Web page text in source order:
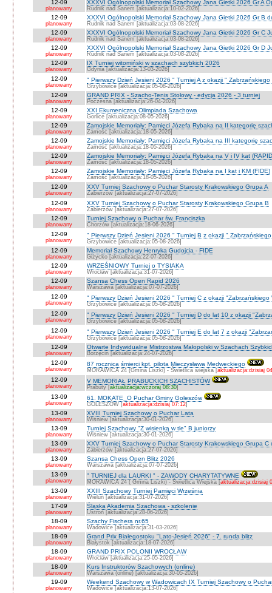
12-09
planowany
XXXVI Ogólnopolski Memoriał Szachowy Jana Gietki 2026 Gr A
Rudnik nad Sanem [aktualizacja:10-02-2026]
12-09
planowany
XXXVI Ogólnopolski Memoriał Szachowy Jana Gietki 2026 Gr B
Rudnik nad Sanem [aktualizacja:03-08-2026]
12-09
planowany
XXXVI Ogólnopolski Memoriał Szachowy Jana Gietki 2026 Gr C
Rudnik nad Sanem [aktualizacja:03-08-2026]
12-09
planowany
XXXVI Ogólnopolski Memoriał Szachowy Jana Gietki 2026 Gr D
Rudnik nad Sanem [aktualizacja:03-08-2026]
12-09
planowany
IX Turniej witomiński w szachach szybkich 2026
Gdynia [aktualizacja:13-03-2026]
12-09
planowany
" Pierwszy Dzień Jesieni 2026 " Turniej A z okazji " Zabrzańskiego
Grzybowice [aktualizacja:05-08-2026]
12-09
planowany
GRAND PRIX - Szacho-Tenis Stołowy - edycja 2026 - 3 turniej
Poczesna [aktualizacja:26-04-2026]
12-09
planowany
XXI Ekumeniczna Olimpiada Szachowa
Gorlice [aktualizacja:08-05-2026]
12-09
planowany
Zamojskie Memoriały: Pamięci Józefa Rybaka na II kategorię
Zamość [aktualizacja:18-05-2026]
12-09
planowany
Zamojskie Memoriały: Pamięci Józefa Rybaka na III kategorię
Zamość [aktualizacja:18-05-2026]
12-09
planowany
Zamojskie Memoriały: Pamięci Józefa Rybaka na V i IV kat
Zamość [aktualizacja:18-05-2026]
12-09
planowany
Zamojskie Memoriały: Pamięci Józefa Rybaka na I kat i KM (FIDE)
Zamość [aktualizacja:18-05-2026]
12-09
planowany
XXV Turniej Szachowy o Puchar Starosty Krakowskiego Grupa A
Zabierzów [aktualizacja:27-07-2026]
12-09
planowany
XXV Turniej Szachowy o Puchar Starosty Krakowskiego Grupa B
Zabierzów [aktualizacja:27-07-2026]
12-09
planowany
Turniej Szachowy o Puchar św. Franciszka
Chorzów [aktualizacja:18-06-2026]
12-09
planowany
" Pierwszy Dzień Jesieni 2026 " Turniej B z okazji "
Grzybowice [aktualizacja:05-08-2026]
12-09
planowany
Memoriał Szachowy Henryka Gudojcia - FIDE
Giżycko [aktualizacja:22-07-2026]
12-09
planowany
WRZEŚNIOWY Turniej o TYSIAKA
Wrocław [aktualizacja:31-07-2026]
12-09
planowany
Szansa Chess Open Rapid 2026
Warszawa [aktualizacja:07-07-2026]
12-09
planowany
" Pierwszy Dzień Jesieni 2026 " Turniej C z okazji "Zabrzańskiego
Grzybowice [aktualizacja:05-08-2026]
12-09
planowany
" Pierwszy Dzień Jesieni 2026 " Turniej D do lat 10 z okazji
Grzybowice [aktualizacja:05-08-2026]
12-09
planowany
" Pierwszy Dzień Jesieni 2026 " Turniej E do lat 7 z okazji
Grzybowice [aktualizacja:05-08-2026]
12-09
planowany
Otwarte Indywidualne Mistrzostwa Małopolski w Szachach
Borzęcin [aktualizacja:24-07-2026]
12-09
planowany
87 rocznica śmierci kpt. pilota Mieczysława Medweckiego
MORAWICA 24 (Gmina Liszki) - Świetlica wiejska [aktualizacja:dzisiaj
12-09
planowany
V MEMORIAŁ PRABUCKICH SZACHISTÓW
Prabuty [aktualizacja:wczoraj 08:30]
13-09
planowany
61. MOKATE_O Puchar Gminy Goleszów
GOLESZÓW [aktualizacja:dzisiaj 07:12]
13-09
planowany
XVIII Turniej Szachowy o Puchar Lata
Wiśniew [aktualizacja:30-01-2026]
13-09
planowany
Turniej Szachowy "Z wisienką w tle" B juniorzy
Wiśniew [aktualizacja:30-01-2026]
13-09
planowany
XXV Turniej Szachowy o Puchar Starosty Krakowskiego Grupa C
Zabierzów [aktualizacja:27-07-2026]
13-09
planowany
Szansa Chess Open Blitz 2026
Warszawa [aktualizacja:07-07-2026]
13-09
planowany
" TURNIEJ dla LAURKI " - ZAWODY CHARYTATYWNE
MORAWICA 24 ( Gmina Liszki) - Świetlica Wiejska [aktualizacja:dzisiaj
13-09
planowany
XXIII Szachowy Turniej Pamięci Września
Wieluń [aktualizacja:31-07-2026]
17-09
planowany
Śląska Akademia Szachowa - szkolenie
Ustroń [aktualizacja:28-06-2026]
18-09
planowany
Szachy Fischera nr.65
Wadowice [aktualizacja:31-03-2026]
18-09
planowany
Grand Prix Białegostoku "Lato-Jesień 2026" - 7. runda blitz
Białystok [aktualizacja:18-07-2026]
18-09
planowany
GRAND PRIX POLONII WROCŁAW
Wrocław [aktualizacja:25-05-2026]
18-09
planowany
Kurs Instruktorów Szachowych (online)
Warszawa (online) [aktualizacja:30-05-2026]
19-09
planowany
Weekend Szachowy w Wadowicach IX Turniej Szachowy o
Wadowice [aktualizacja:13-07-2026]